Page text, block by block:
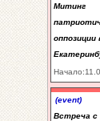
Митинг
оппозиции
(event)
Встреча с